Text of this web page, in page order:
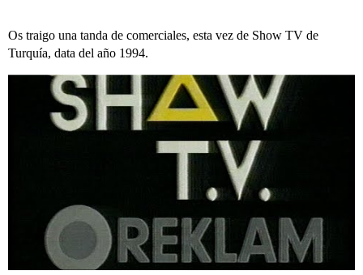
Os traigo una tanda de comerciales, esta vez de Show TV de
Turquía, data del año 1994.